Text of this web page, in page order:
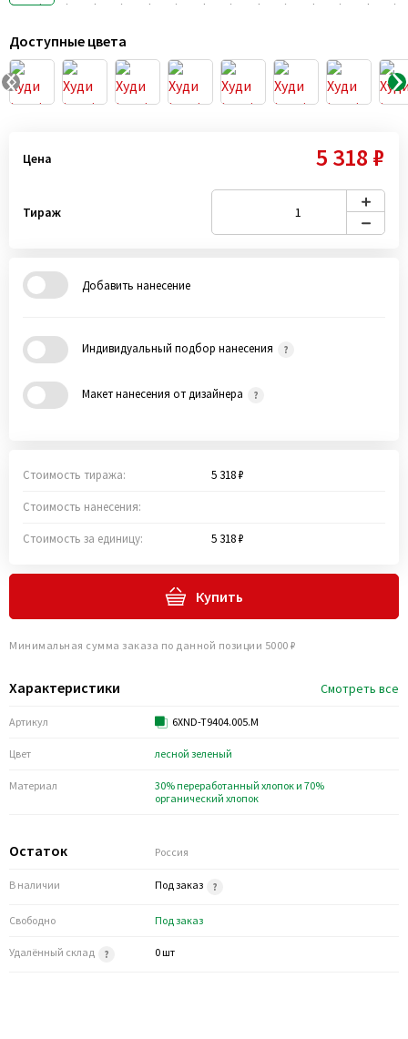
Доступные цвета
Характеристики Смотреть все
Артикул 6XND-T9404.005.M
Цвет лесной зеленый
Материал
30% переработанный хлопок и 70%
органический хлопок
Остаток Россия
В наличии Под заказ
Свободно Под заказ
Удалённый склад 0 шт
Цена 5 318 ₽
Тираж
Добавить нанесение
Индивидуальный подбор нанесения
Макет нанесения от дизайнера
Стоимость тиража: 5 318 ₽
Стоимость нанесения:
Стоимость за единицу: 5 318 ₽
Купить
Минимальная сумма заказа по данной позиции 5000 ₽